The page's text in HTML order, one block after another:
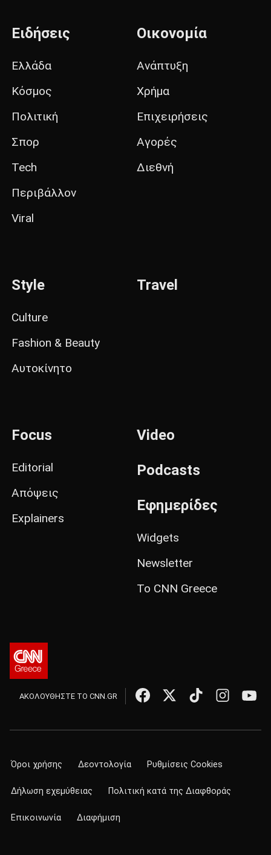
Ειδήσεις
Ελλάδα
Κόσμος
Πολιτική
Σπορ
Tech
Περιβάλλον
Viral
Οικονομία
Ανάπτυξη
Χρήμα
Επιχειρήσεις
Αγορές
Διεθνή
Style
Culture
Fashion & Beauty
Αυτοκίνητο
Travel
Focus
Editorial
Απόψεις
Explainers
Video
Podcasts
Εφημερίδες
Widgets
Newsletter
Το CNN Greece
ΑΚΟΛΟΥΘΗΣΤΕ ΤΟ CNN.GR
Όροι χρήσης Δεοντολογία Ρυθμίσεις Cookies
Δήλωση εχεμύθειας Πολιτική κατά της Διαφθοράς
Επικοινωνία Διαφήμιση